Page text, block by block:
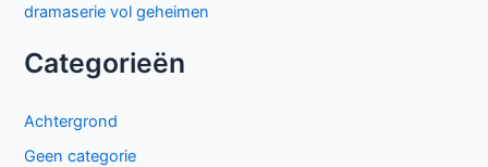
dramaserie vol geheimen
Categorieën
Achtergrond
Geen categorie